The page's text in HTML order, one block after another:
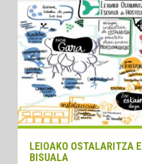
LEIOAKO OSTALARITZA
BISUALA